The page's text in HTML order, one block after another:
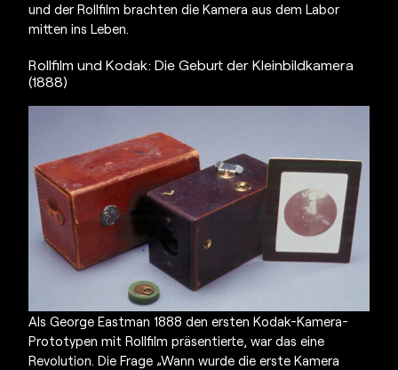
und der Rollfilm brachten die Kamera aus dem Labor
mitten ins Leben.
Rollfilm und Kodak: Die Geburt der Kleinbildkamera
(1888)
Als George Eastman 1888 den ersten Kodak-Kamera-
Prototypen mit Rollfilm präsentierte, war das eine
Revolution. Die Frage „Wann wurde die erste Kamera